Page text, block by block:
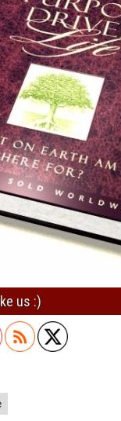
us :)